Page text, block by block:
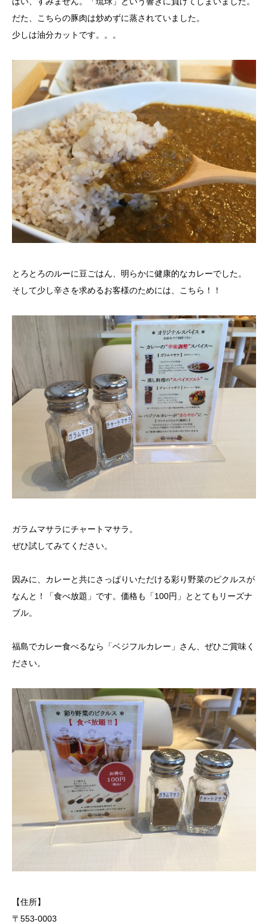
だた、こちらの豚肉は炒めずに蒸されていました。
少しは油分カットです。。。
とろとろのルーに豆ごはん、明らかに健康的なカレーでした。
そして少し辛さを求めるお客様のためには、こちら！！
ガラムマサラにチャートマサラ。
ぜひ試してみてください。
因みに、カレーと共にさっぱりいただける彩り野菜のピクルスが
なんと！「食べ放題」です。価格も「100円」ととてもリーズナ
ブル。
福島でカレー食べるなら「ベジフルカレー」さん、ぜひご賞味く
ださい。
【住所】
〒553-0003